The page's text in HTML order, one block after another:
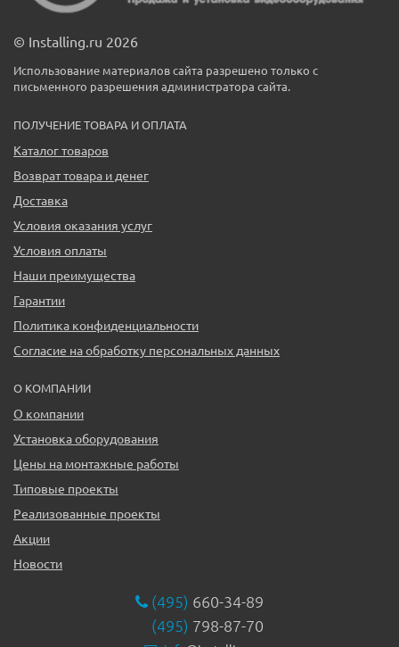
© Installing.ru 2026
Использование материалов сайта разрешено только с
письменного разрешения администратора сайта.
ПОЛУЧЕНИЕ ТОВАРА И ОПЛАТА
Каталог товаров
Возврат товара и денег
Доставка
Условия оказания услуг
Условия оплаты
Наши преимущества
Гарантии
Политика конфиденциальности
Согласие на обработку персональных данных
О КОМПАНИИ
О компании
Установка оборудования
Цены на монтажные работы
Типовые проекты
Реализованные проекты
Акции
Новости
(495) 660-34-89
(495) 798-87-70